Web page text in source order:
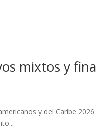
mixtos y
y del Caribe